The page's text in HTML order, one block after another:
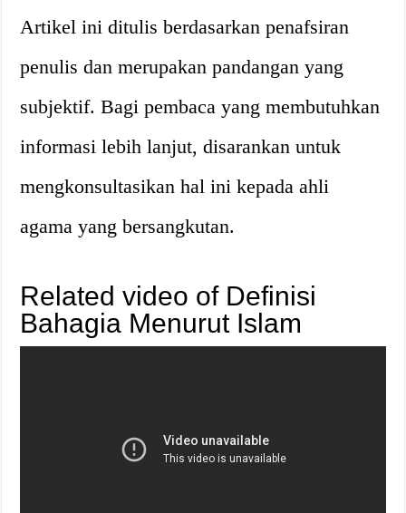
Artikel ini ditulis berdasarkan penafsiran
penulis dan merupakan pandangan yang
subjektif. Bagi pembaca yang membutuhkan
informasi lebih lanjut, disarankan untuk
mengkonsultasikan hal ini kepada ahli
agama yang bersangkutan.
Related video of Definisi
Bahagia Menurut Islam